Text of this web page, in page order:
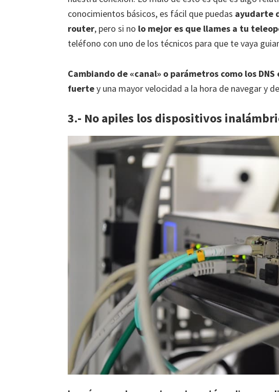
conocimientos básicos, es fácil que puedas ayudarte
router, pero si no lo mejor es que llames a tu
teléfono con uno de los técnicos para que te vaya
Cambiando de «canal» o parámetros como los
fuertey una mayor velocidad a la hora de navegar y
3.- No apiles los dispositivos